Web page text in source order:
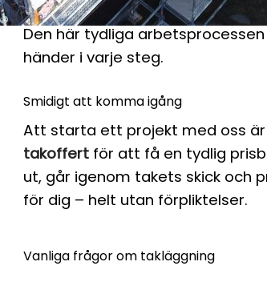
Den här tydliga
händer i varje steg.
Smidigt att komma igång
Att starta ett projekt med oss är
takoffert för att få en tydlig
ut, går igenom takets skick och
för dig – helt utan förpliktelser.
Vanliga frågor om takläggning